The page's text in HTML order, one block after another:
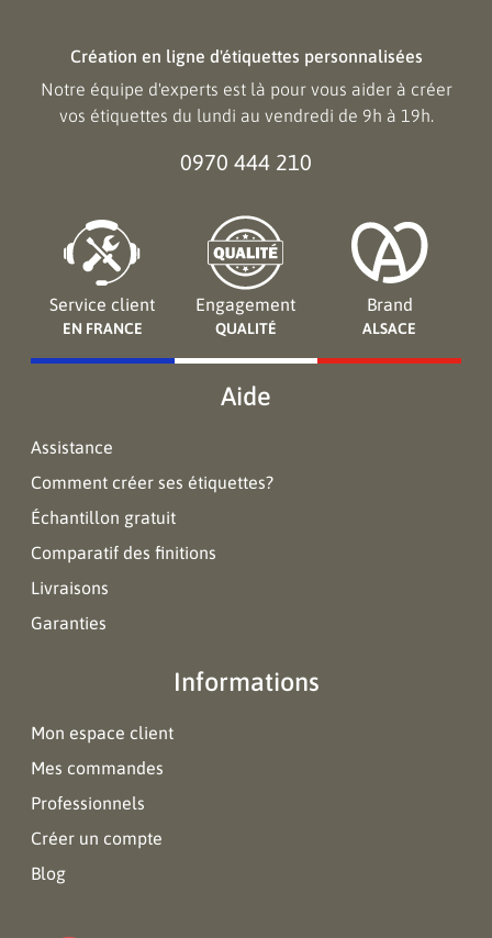
Création en ligne d'étiquettes personnalisées
Notre équipe d'experts est là pour vous aider à créer
vos étiquettes du lundi au vendredi de 9h à 19h.
0970 444 210
Service client
EN FRANCE
Engagement
QUALITÉ
Brand
ALSACE
Aide
Assistance
Comment créer ses étiquettes?
Échantillon gratuit
Comparatif des finitions
Livraisons
Garanties
Informations
Mon espace client
Mes commandes
Professionnels
Créer un compte
Blog